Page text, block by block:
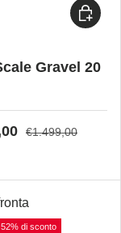
Gravel 20
€1.499,00
Scegli
52% di sconto